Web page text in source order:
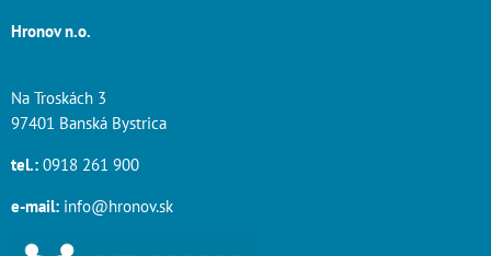
Hronov n.o.
Na Troskách 3
97401 Banská Bystrica
tel.: 0918 261 900
e-mail: info@hronov.sk